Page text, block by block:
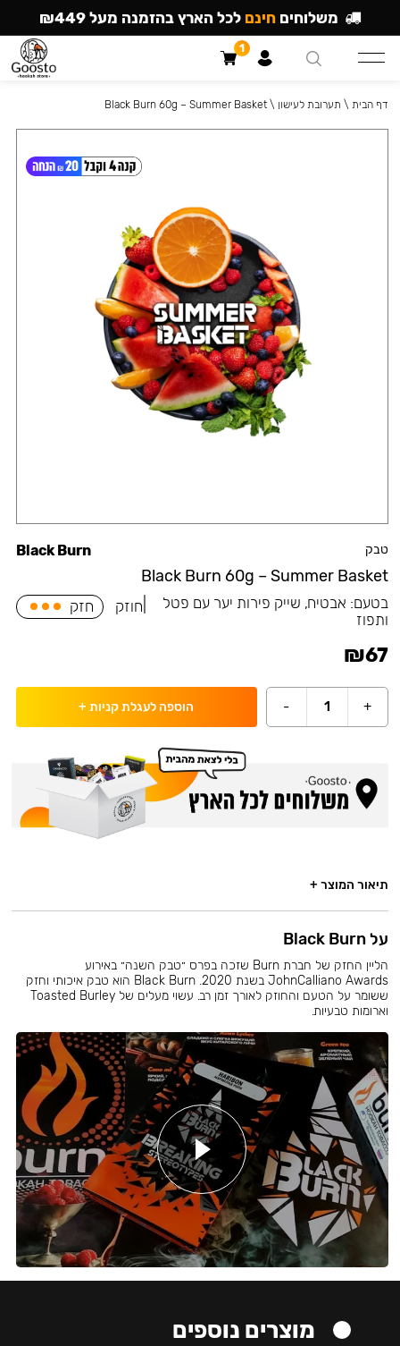
טבק
Black Burn 60g – Summer Basket
Black Burn
בטעם: אבטיח, שייק פירות יער עם פטל
ותפוז
חוזק חזק
₪67
+
1
- הוספה לעגלת קניות +
דף הבית \ תערובת לעישון \
Black Burn 60g – Summer Basket
תיאור המוצר +
על Black Burn
הליין החזק של חברת Burn שזכה בפרס ״טבק השנה״ באירוע
JohnCalliano Awards בשנת 2020. Black Burn הוא טבק איכותי וחזק
ששומר על הטעם והחוזק לאורך זמן רב. עשוי מעלים של Toasted Burley
וארומות טבעיות.
מוצרים נוספים
משלוחים חינם לכל הארץ בהזמנה מעל ₪449
1